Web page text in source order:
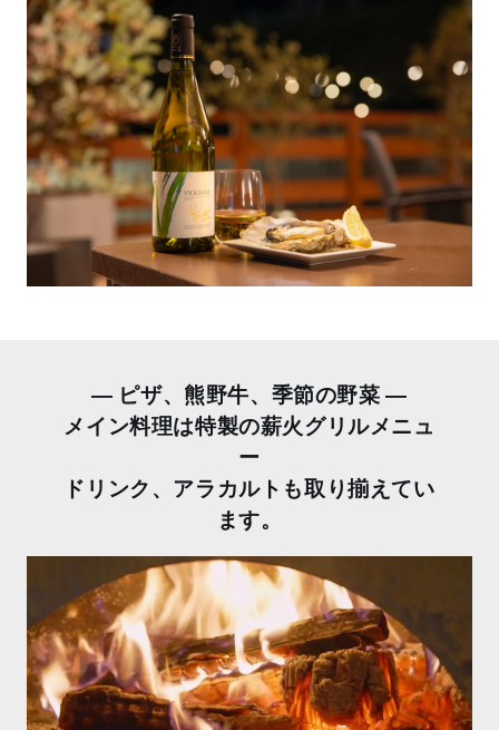
― ピザ、熊野牛、季節の野菜 ―
メイン料理は特製の薪火グリルメニュ
ー
ドリンク、アラカルトも取り揃えてい
ます。